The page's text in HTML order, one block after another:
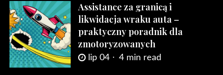
Assistance za granicą i
likwidacja wraku auta –
praktyczny poradnik dla
zmotoryzowanych
lip 04 4 min read